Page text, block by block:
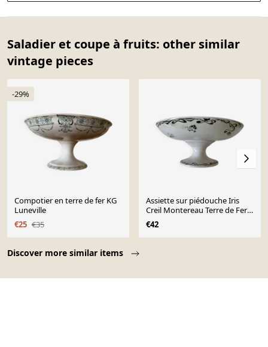
Saladier et coupe à fruits: other similar
vintage pieces
Discover more similar items
-29%
Compotier en terre de fer KG
Luneville
€25 €35
Assiette sur piédouche Iris
Creil Montereau Terre de Fer
époque 1900
€42